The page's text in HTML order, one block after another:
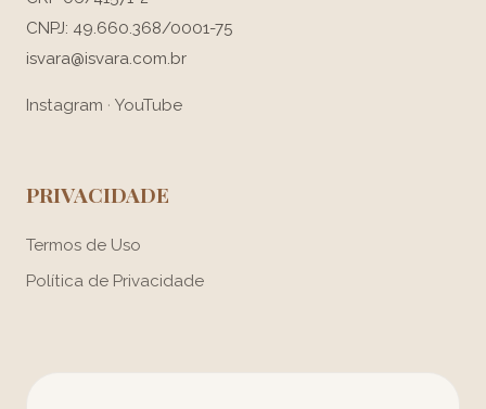
CNPJ: 49.660.368/0001-75
isvara@isvara.com.br
Instagram · YouTube
PRIVACIDADE
Termos de Uso
Política de Privacidade